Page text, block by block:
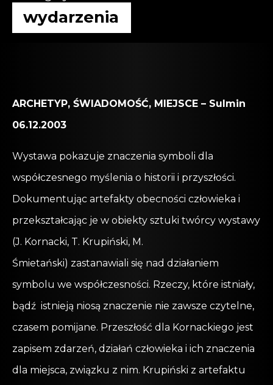
wydarzenia
ARCHETYP, ŚWIADOMOŚĆ, MIEJSCE – Sulmin
06.12.2003
Wystawa pokazuje znaczenia symboli dla
współczesnego myślenia o historii i przyszłości.
Dokumentując artefakty obecności człowieka i
przekształcając je w obiekty sztuki twórcy wystawy
(J. Kornacki, T. Krupiński, M.
Śmietański) zastanawiali się nad działaniem
symbolu we współczesności. Rzeczy, które istniały,
bądź istnieją niosą znaczenie nie zawsze czytelne,
czasem pomijane. Przeszłość dla Kornackiego jest
zapisem zdarzeń, działań człowieka i ich znaczenia
dla miejsca, związku z nim. Krupiński z artefaktu